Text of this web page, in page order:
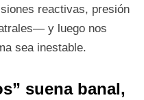
reactivas, presión
y luego nos
sea inestable.
suena banal,